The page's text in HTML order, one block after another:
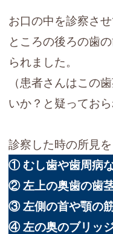
お口の中を診察さ
ところの後ろの歯
られました。
（患者さんはこの
いか？と疑っておら
診察した時の所見
① むし歯や歯周病
②左上の奥歯の歯
③ 左側の首や顎の
④ 左の奥のブリッ